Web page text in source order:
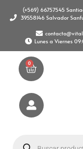
(+569) 66757545
39558146 Salvador
Lunes a Viernes
0